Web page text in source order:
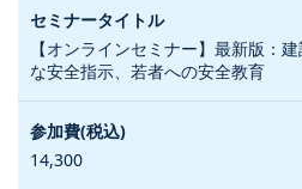
【オンラインセミナー】最新版：
な安全指示、若者への安全教育
14,300